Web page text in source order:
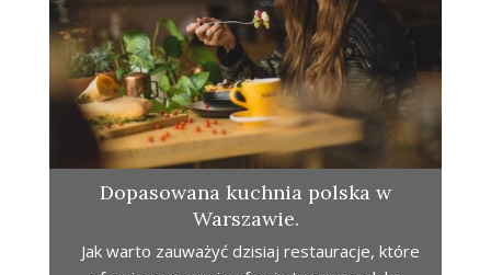
Dopasowana kuchnia polska w
Warszawie.
Jak warto zauważyć dzisiaj restauracje, które